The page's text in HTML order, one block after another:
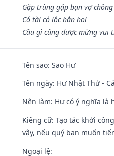
Gặp trùng gặp bạn vợ
Có tài có lộc hẳn hoi
Cầu gì cũng được mừng vui
Tên sao: Sao Hư
Tên ngày: Hư Nhật Thử -
Nên làm: Hư có ý nghĩa là
Kiêng cữ: Tạo tác khởi
vậy, nếu quý bạn muốn
Ngoại lệ: